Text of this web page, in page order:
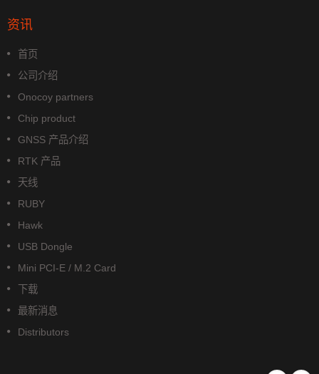
资讯
首页
公司介绍
Onocoy partners
Chip product
GNSS 产品介绍
RTK 产品
天线
RUBY
Hawk
USB Dongle
Mini PCI-E / M.2 Card
下载
最新消息
Distributors